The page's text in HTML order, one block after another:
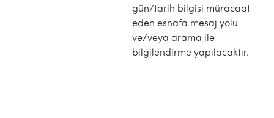
gün/tarih bilgisi müracaat
eden esnafa mesaj yolu
ve/veya arama ile
bilgilendirme yapılacaktır.